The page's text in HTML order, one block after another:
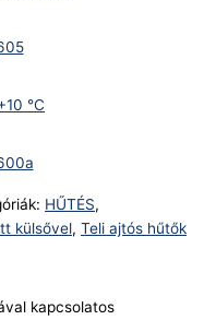
°C
HŰTÉS,
külsővel, Teli ajtós hűtők
kapcsolatos